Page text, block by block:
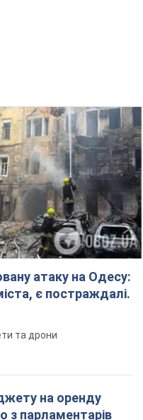
атаку на Одесу:
є постраждалі.
та дрони
на оренду
з парламентарів